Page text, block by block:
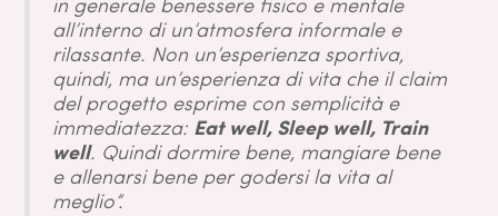
all’interno di un’atmosfera informale e
rilassante. Non un’esperienza sportiva,
quindi, ma un’esperienza di vita che il claim
del progetto esprime con semplicità e
immediatezza: Eat well, Sleep well, Train
well. Quindi dormire bene, mangiare bene
e allenarsi bene per godersi la vita al
meglio”.